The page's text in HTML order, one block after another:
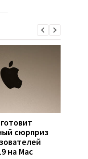
сюрприз
на Mac